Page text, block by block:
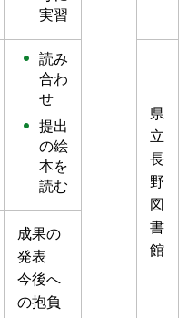
実習
読み
合わ
せ
提出
の絵
本を
読む
県
立
長
野
図
書
館
成果の
発表
今後へ
の抱負